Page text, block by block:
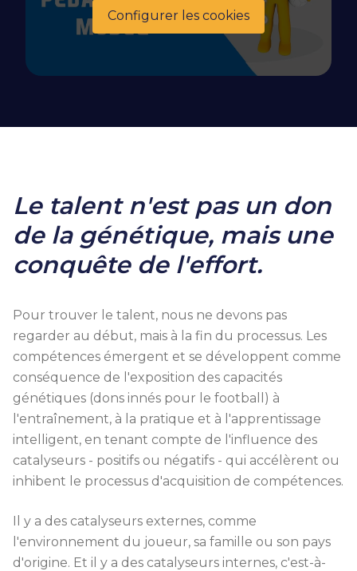
Configurer les cookies
Le talent n'est pas un don
de la génétique, mais une
conquête de l'effort.
Pour trouver le talent, nous ne devons pas
regarder au début, mais à la fin du processus. Les
compétences émergent et se développent comme
conséquence de l'exposition des capacités
génétiques (dons innés pour le football) à
l'entraînement, à la pratique et à l'apprentissage
intelligent, en tenant compte de l'influence des
catalyseurs - positifs ou négatifs - qui accélèrent ou
inhibent le processus d'acquisition de compétences.
Il y a des catalyseurs externes, comme
l'environnement du joueur, sa famille ou son pays
d'origine. Et il y a des catalyseurs internes, c'est-à-